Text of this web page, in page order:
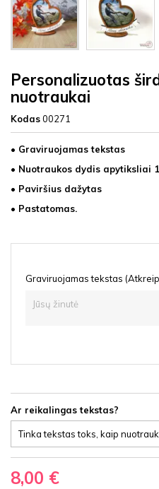
Personalizuotas
nuotraukai
Kodas00271
• Graviruojamas tekstas
• Nuotraukos dydis apytiksliai
• Paviršius dažytas
• Pastatomas.
Graviruojamas tekstas
Ar reikalingas tekstas?
8,00 €